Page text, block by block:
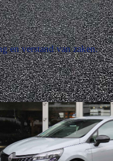
enverstand van zaken.